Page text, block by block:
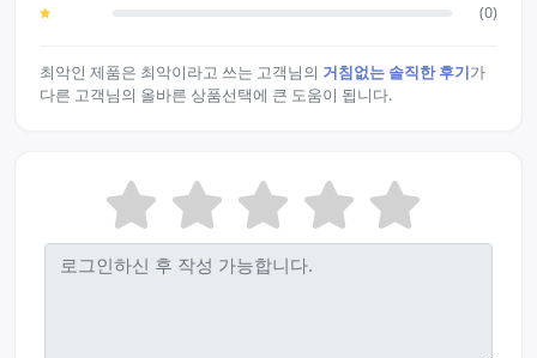
(0)
최악인 제품은 최악이라고 쓰는 고객님의 거침없는 솔직한 후기가
다른 고객님의 올바른 상품선택에 큰 도움이 됩니다.